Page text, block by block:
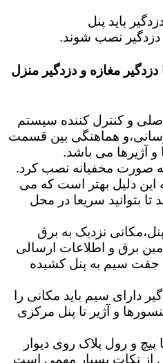
باید پنل
دزدگیر نصب شوند.
مغازه و دزدگیر منزل
و کنترل کننده سیستم
هماهنگی بین قسمت
و آژیرها می باشد.
این دلیل بهتر است که می
بتوانید سریعا در محل
نزدیک به برق
برق و اطلاعات ارسالی
جفت سیم به پنل کشیده
دارای سیم باید مکانی را
و آژیر تا پنل مرکزی
پیچ و رول پلاک روی دیوار
از نکات بسیار مهمی است